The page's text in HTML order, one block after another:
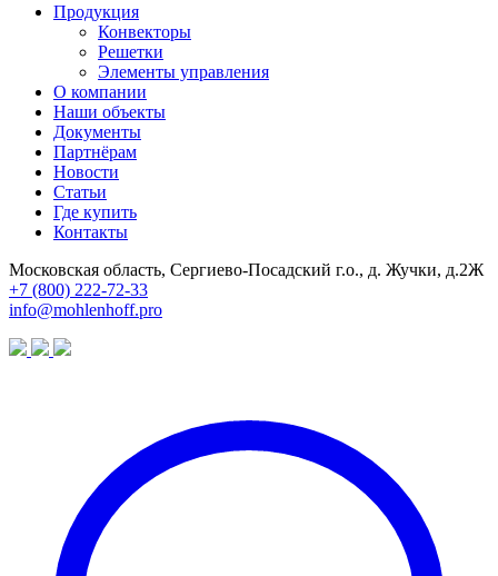
Продукция
Конвекторы
Решетки
Элементы управления
О компании
Наши объекты
Документы
Партнёрам
Новости
Статьи
Где купить
Контакты
Московская область, Сергиево-Посадский г.о., д. Жучки, д.2Ж
+7 (800) 222-72-33
info@mohlenhoff.pro